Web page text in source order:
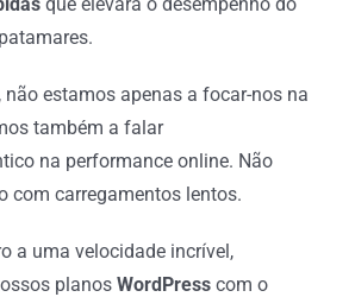
não estamos apenas a focar-nos na
também a falar
na performance online. Não
com carregamentos lentos.
a uma velocidade incrível,
planos WordPresscom o